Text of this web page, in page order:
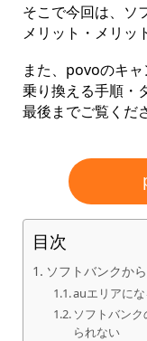
そこで今回は、ソ
メリット・メリッ
また、povoのキ
乗り換える手順・
最後までご覧くだ
目次
ソフトバンクか
auエリアに
ソフトバン
られない